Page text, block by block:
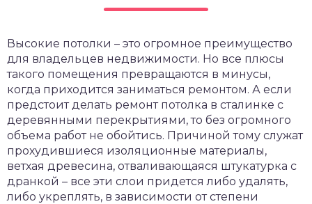
Высокие потолки – это огромное преимущество
для владельцев недвижимости. Но все плюсы
такого помещения превращаются в минусы,
когда приходится заниматься ремонтом. А если
предстоит делать ремонт потолка в сталинке с
деревянными перекрытиями, то без огромного
объема работ не обойтись. Причиной тому служат
прохудившиеся изоляционные материалы,
ветхая древесина, отваливающаяся штукатурка с
дранкой – все эти слои придется либо удалять,
либо укреплять, в зависимости от степени
крыши и кровли
и уход